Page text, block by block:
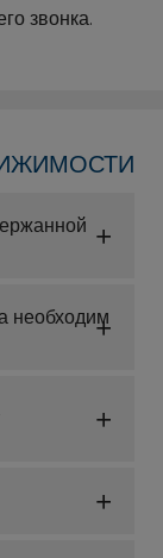
звонка.
необходим